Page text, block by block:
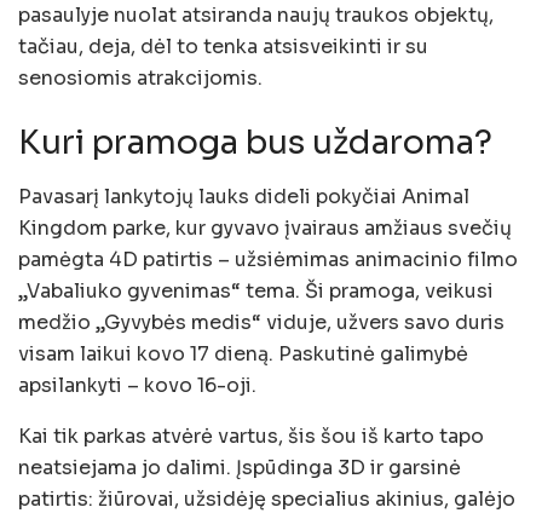
pasaulyje nuolat atsiranda naujų traukos objektų,
tačiau, deja, dėl to tenka atsisveikinti ir su
senosiomis atrakcijomis.
Kuri pramoga bus uždaroma?
Pavasarį lankytojų lauks dideli pokyčiai Animal
Kingdom parke, kur gyvavo įvairaus amžiaus svečių
pamėgta 4D patirtis – užsiėmimas animacinio filmo
„Vabaliuko gyvenimas“ tema. Ši pramoga, veikusi
medžio „Gyvybės medis“ viduje, užvers savo duris
visam laikui kovo 17 dieną. Paskutinė galimybė
apsilankyti – kovo 16-oji.
Kai tik parkas atvėrė vartus, šis šou iš karto tapo
neatsiejama jo dalimi. Įspūdinga 3D ir garsinė
patirtis: žiūrovai, užsidėję specialius akinius, galėjo